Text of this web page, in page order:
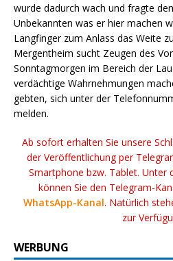
wurde dadurch wach und fragte den
Unbekannten was er hier machen
Langfinger zum Anlass das Weite
Mergentheim sucht Zeugen des
Sonntagmorgen im Bereich der
verdächtige Wahrnehmungen
gebten, sich unter der
melden.
Ab sofort erhalten Sie unsere
der Veröffentlichung per
Smartphone bzw. Tablet. Unter
können Sie den Telegram-
WhatsApp-Kanal. Natürlich
zur
WERBUNG